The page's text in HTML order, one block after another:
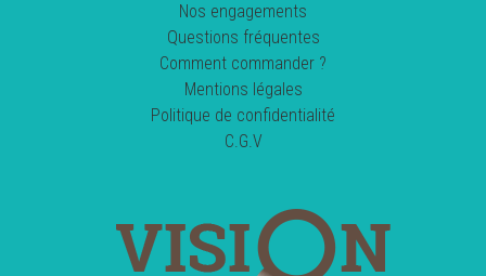
Nos engagements
Questions fréquentes
Comment commander ?
Mentions légales
Politique de confidentialité
C.G.V